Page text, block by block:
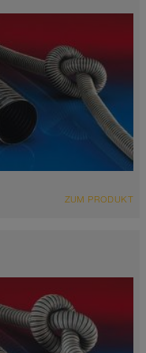
ZUM PRODUKT